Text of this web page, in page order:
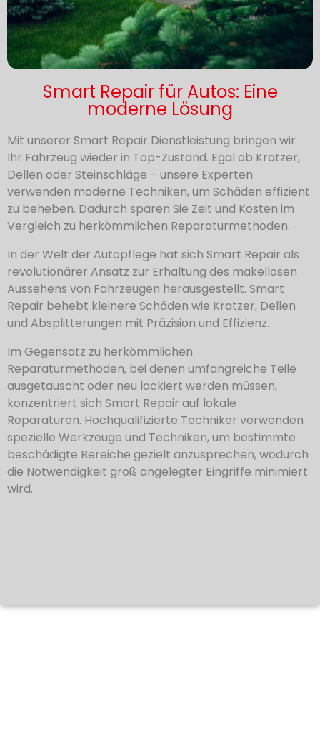
Smart Repair für Autos: Eine
moderne Lösung
Mit unserer Smart Repair Dienstleistung bringen wir
Ihr Fahrzeug wieder in Top-Zustand. Egal ob Kratzer,
Dellen oder Steinschläge – unsere Experten
verwenden moderne Techniken, um Schäden effizient
zu beheben. Dadurch sparen Sie Zeit und Kosten im
Vergleich zu herkömmlichen Reparaturmethoden.
In der Welt der Autopflege hat sich Smart Repair als
revolutionärer Ansatz zur Erhaltung des makellosen
Aussehens von Fahrzeugen herausgestellt. Smart
Repair behebt kleinere Schäden wie Kratzer, Dellen
und Absplitterungen mit Präzision und Effizienz.
Im Gegensatz zu herkömmlichen
Reparaturmethoden, bei denen umfangreiche Teile
ausgetauscht oder neu lackiert werden müssen,
konzentriert sich Smart Repair auf lokale
Reparaturen. Hochqualifizierte Techniker verwenden
spezielle Werkzeuge und Techniken, um bestimmte
beschädigte Bereiche gezielt anzusprechen, wodurch
die Notwendigkeit groß angelegter Eingriffe minimiert
wird.